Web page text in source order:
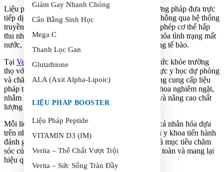
Giảm Gay Nhanh Chóng
Cân Bằng Sinh Học
Mega C
Thanh Lọc Gan
Glutathione
ALA (Axit Alpha-Lipoic)
LIỆU PHÁP BOOSTER
Liệu Pháp Peptide
VITAMIN D3 (IM)
Verita – Thể Chất Vượt Trội
Verita – Sức Sống Tràn Đầy
Liệu pháp truyền tĩnh mạch (IV Therapy) là phương pháp đưa trực
tiếp dịch truyền, vitamin và dưỡng chất vào máu thông qua hệ thống
truyền kiểm soát chặt chẽ. Cách tiếp cận này cho phép cơ thể hấp
thu nhanh chóng và hiệu quả, từ đó hỗ trợ tối ưu hóa tình trạng mất
nước, cân bằng dinh dưỡng và nâng cao chức năng tế bào.
Tại Verita Health Hội An
– Trung tâm chăm sóc sức khỏe trường
thọ với hơn một thập kỷ kinh nghiệm trong lĩnh vực y học dự phòng
và chăm sóc sức khỏe tích hợp. Chúng tôi tập trung cung cấp liệu
pháp truyền tĩnh mạch an toàn, được giám sát y khoa nghiêm ngặt,
nhằm hỗ trợ sức khỏe lâu dài, phục hồi thể trạng và nâng cao chất
lượng sống.
Mỗi liệu trình tại Verita Health Hội An đều được cá nhân hóa dựa
trên nhu cầu riêng biệt. Trước khi điều trị, đội ngũ y khoa tiến hành
đánh giá toàn diện tình trạng sức khỏe, lối sống và mục tiêu chăm
sóc của bạn, từ đó xây dựng phác đồ phù hợp, an toàn và mang lại
hiệu quả tối ưu.